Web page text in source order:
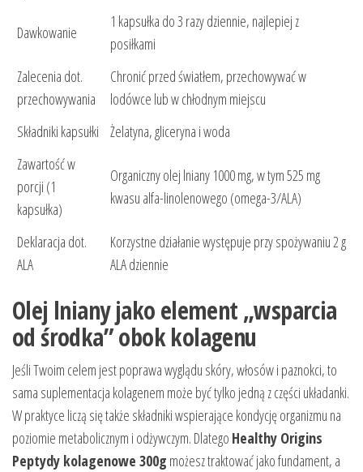
Dawkowanie
1 kapsułka do 3 razy dziennie, najlepiej z
posiłkami
Zalecenia dot.
przechowywania
Chronić przed światłem, przechowywać w
lodówce lub w chłodnym miejscu
Składniki kapsułki
Żelatyna, gliceryna i woda
Zawartość w
porcji (1
kapsułka)
Organiczny olej lniany 1000 mg, w tym 525 mg
kwasu alfa-linolenowego (omega-3/ALA)
Deklaracja dot.
ALA
Korzystne działanie występuje przy spożywaniu 2 g
ALA dziennie
Olej lniany jako element „wsparcia
od środka” obok kolagenu
Jeśli Twoim celem jest poprawa wyglądu skóry, włosów i paznokci, to
sama suplementacja kolagenem może być tylko jedną z części układanki.
W praktyce liczą się także składniki wspierające kondycję organizmu na
poziomie metabolicznym i odżywczym. Dlatego Healthy Origins
Peptydy kolagenowe 300g możesz traktować jako fundament, a